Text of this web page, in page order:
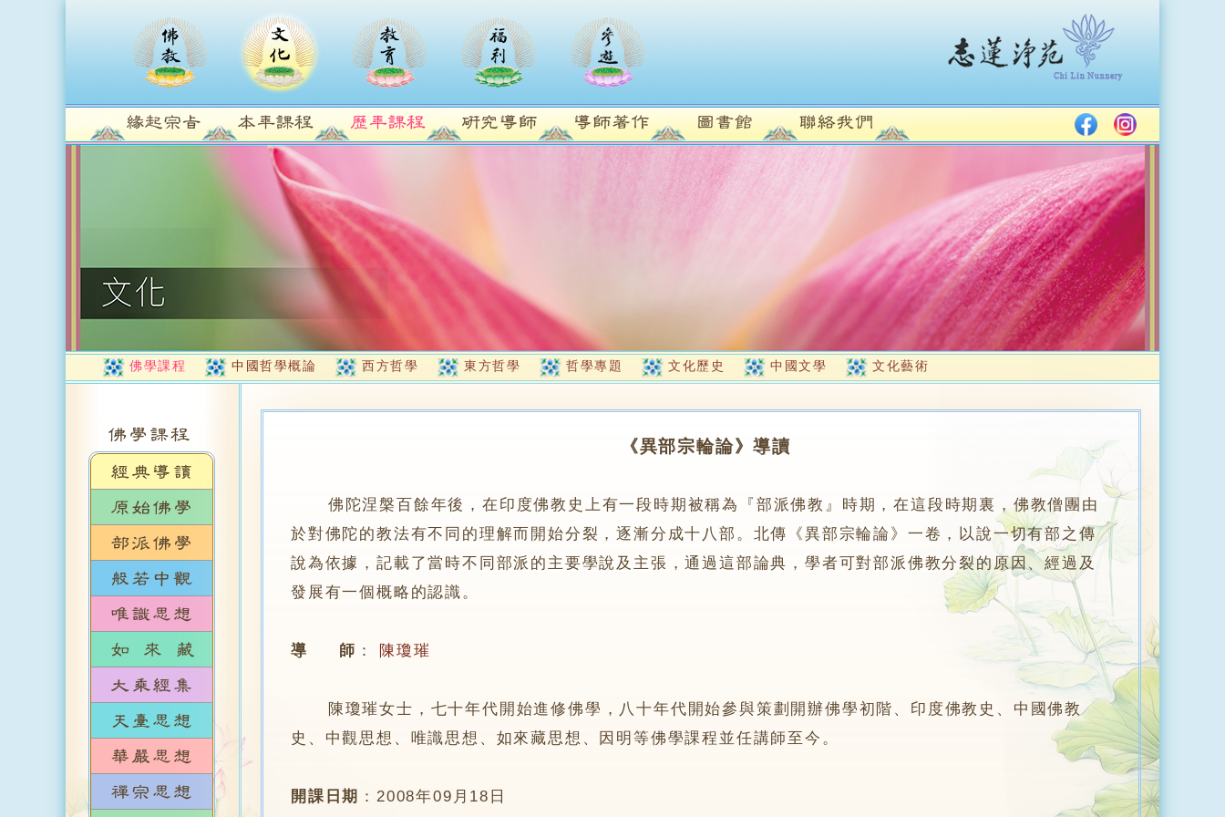
佛學課程 中國哲學概論 西方哲學 東方哲學 哲學專題 文化歷史 中國文學 文化藝術
《異部宗輪論》導讀
佛陀涅槃百餘年後，在印度佛教史上有一段時期被稱為『部派佛教』時期，在這段時期裏，佛教僧團由
於對佛陀的教法有不同的理解而開始分裂，逐漸分成十八部。北傳《異部宗輪論》一卷，以說一切有部之傳
說為依據，記載了當時不同部派的主要學說及主張，通過這部論典，學者可對部派佛教分裂的原因、經過及
發展有一個概略的認識。
導 師 ： 陳瓊璀
陳瓊璀女士，七十年代開始進修佛學，八十年代開始參與策劃開辦佛學初階、印度佛教史、中國佛教
史、中觀思想、唯識思想、如來藏思想、因明等佛學課程並任講師至今。
開課日期 ：2008年09月18日